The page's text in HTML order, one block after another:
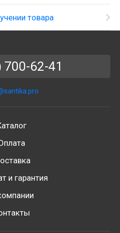
товара
700-62-41
и гарантия